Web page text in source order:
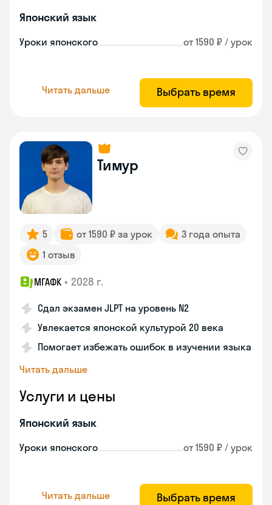
Японский язык
Уроки японского от 1590 ₽ / урок
Читать дальше Выбрать время
Тимур
5 от 1590 ₽ за урок
3 года опыта
1 отзыв
МГАФК • 2028 г.
Сдал экзамен JLPT на уровень N2
Увлекается японской культурой 20 века
Помогает избежать ошибок в изучении языка
Читать дальше
Услуги и цены
Японский язык
Уроки японского от 1590 ₽ / урок
Читать дальше Выбрать время